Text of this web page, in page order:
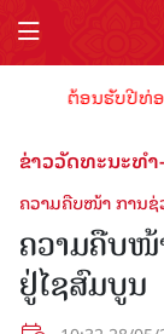
ຕ້ອນຮັບປີທ່ອງທ່
ຂ່າວວັດທະນະທຳ
ຄວາມຄືບໜ້າ ການ
ຄວາມຄືບໜ້
ຢູ່ໄຊສົມບູນ